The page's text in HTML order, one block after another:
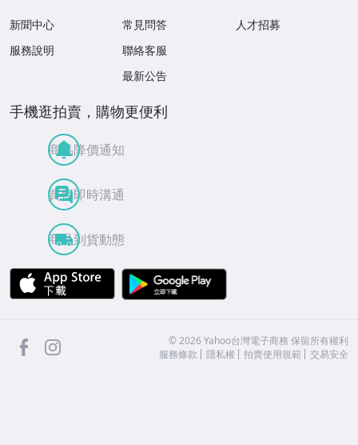
新聞中心
服務說明
常見問答
聯絡客服
最新公告
人才招募
手機逛拍賣，購物更便利
商品降價通知
買賣即時溝通
商品到貨動態
APP Store
facebook ©2026 Yahoo台灣電子商務 保留所有權利
服務條款
隱私權 拍賣使用規範 交易安全